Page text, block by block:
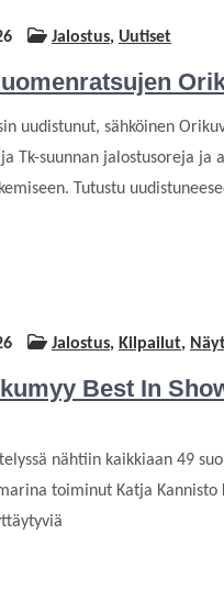
Jalostus, Uutiset
uudistunut, sähköinen
ja Tk-suunnan jalostusoreja
Tutustu
Jalostus, Kilpailut,
Best In
nähtiin kaikkiaan 49
toiminut Katja